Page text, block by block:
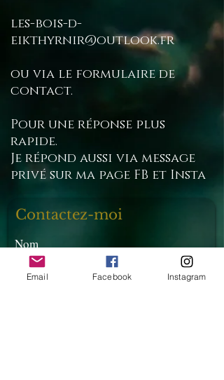
les-bois-d-
eikthyrnir@outlook.fr
ou via le formulaire de
contact.
Pour une réponse plus
rapide.
Je répond aussi via message
privé sur ma page FB et Insta
Contactez-moi
Nom
Email Facebook Instagram